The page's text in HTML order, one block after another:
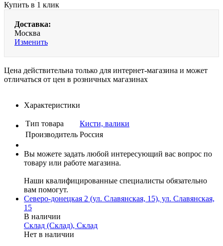
Купить в 1 клик
Доставка:
Москва
Изменить
Цена действительна только для интернет-магазина и может
отличаться от цен в розничных магазинах
Характеристики
Тип товара
Кисти, валики
Производитель Россия
Вы можете задать любой интересующий вас вопрос по
товару или работе магазина.
Наши квалифицированные специалисты обязательно
вам помогут.
Северо-донецкая 2 (ул. Славянская, 15), ул. Славянская,
15
В наличии
Склад (Склад), Склад
Нет в наличии